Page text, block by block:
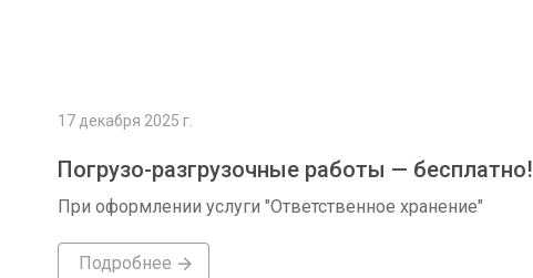
17 декабря 2025 г.
Погрузо-разгрузочные работы — бесплатно!
При оформлении услуги "Ответственное хранение"
Подробнее